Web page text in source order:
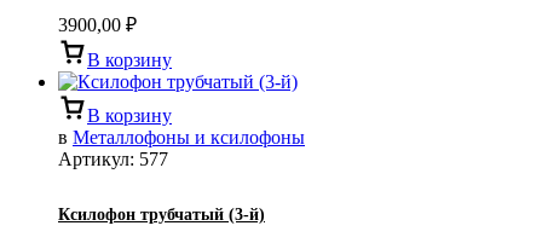
3900,00 ₽
В корзину
В корзину
в Металлофоны и ксилофоны
Артикул: 577
Ксилофон трубчатый (3-й)